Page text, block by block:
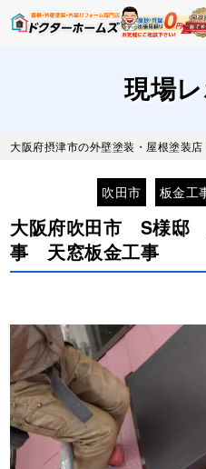
現場
大阪府摂津市の外壁塗装・屋根塗装店
吹田市 板金工
大阪府吹田市 S様邸
事 天窓板金工事